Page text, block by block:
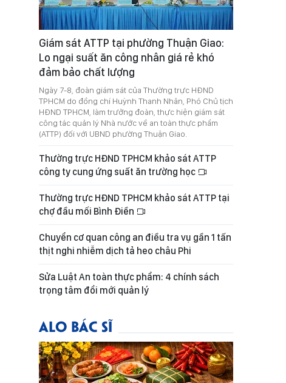
Giám sát ATTP tại phường Thuận Giao:
Lo ngại suất ăn công nhân giá rẻ khó
đảm bảo chất lượng
Ngày 7-8, đoàn giám sát của Thường trực HĐND
TPHCM do đồng chí Huỳnh Thanh Nhân, Phó Chủ tịch
HĐND TPHCM, làm trưởng đoàn, thực hiện giám sát
công tác quản lý Nhà nước về an toàn thực phẩm
(ATTP) đối với UBND phường Thuận Giao.
Thường trực HĐND TPHCM khảo sát ATTP
công ty cung ứng suất ăn trường học
Thường trực HĐND TPHCM khảo sát ATTP tại
chợ đầu mối Bình Điền
Chuyển cơ quan công an điều tra vụ gần 1 tấn
thịt nghi nhiễm dịch tả heo châu Phi
Sửa Luật An toàn thực phẩm: 4 chính sách
trọng tâm đổi mới quản lý
ALO BÁC SĨ